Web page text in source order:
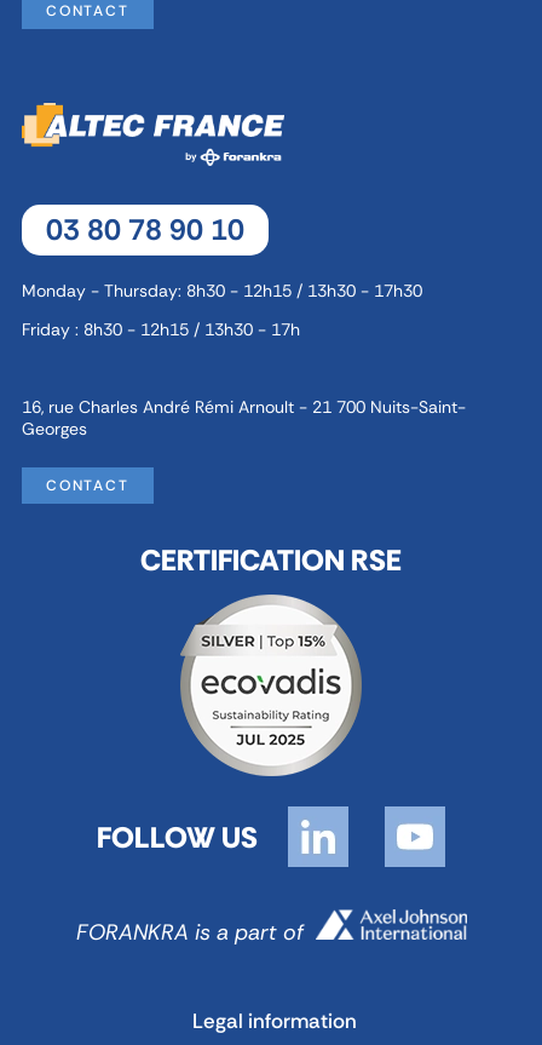
CONTACT
03 80 78 90 10
Monday - Thursday: 8h30 - 12h15 / 13h30 - 17h30
Friday : 8h30 - 12h15 / 13h30 - 17h
16, rue Charles André Rémi Arnoult - 21 700 Nuits-Saint-
Georges
CONTACT
CERTIFICATION RSE
FOLLOW US
FORANKRA is a part of
Legal information